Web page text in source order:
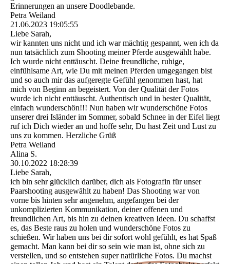
Erinnerungen an unsere Doodlebande.
Petra Weiland
21.06.2023 19:05:55
Liebe Sarah,
wir kannten uns nicht und ich war mächtig gespannt, wen ich da
nun tatsächlich zum Shooting meiner Pferde ausgewählt habe.
Ich wurde nicht enttäuscht. Deine freundliche, ruhige,
einfühlsame Art, wie Du mit meinen Pferden umgegangen bist
und so auch mir das aufgeregte Gefühl genommen hast, hat
mich von Beginn an begeistert. Von der Qualität der Fotos
wurde ich nicht enttäuscht. Authentisch und in bester Qualität,
einfach wunderschön!!! Nun haben wir wunderschöne Fotos
unserer drei Isländer im Sommer, sobald Schnee in der Eifel liegt
ruf ich Dich wieder an und hoffe sehr, Du hast Zeit und Lust zu
uns zu kommen. Herzliche Grüß
Petra Weiland
Alina S.
30.10.2022 18:28:39
Liebe Sarah,
ich bin sehr glücklich darüber, dich als Fotografin für unser
Paarshooting ausgewählt zu haben! Das Shooting war von
vorne bis hinten sehr angenehm, angefangen bei der
unkomplizierten Kommunikation, deiner offenen und
freundlichen Art, bis hin zu deinen kreativen Ideen. Du schaffst
es, das Beste raus zu holen und wunderschöne Fotos zu
schießen. Wir haben uns bei dir sofort wohl gefühlt, es hat Spaß
gemacht. Man kann bei dir so sein wie man ist, ohne sich zu
verstellen, und so entstehen super natürliche Fotos. Du machst